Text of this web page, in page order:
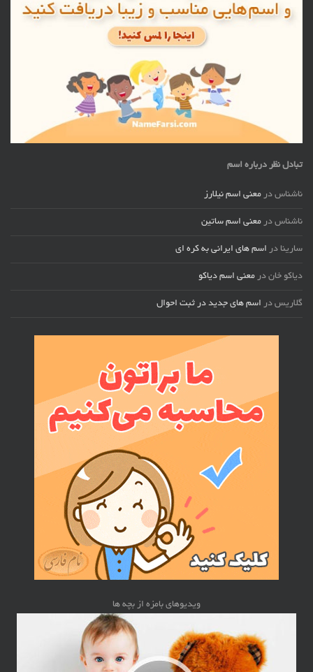
تبادل نظر درباره اسم
ناشناس در معنی اسم نیلارز
ناشناس در معنی اسم ساتین
سارینا در اسم های ایرانی به کره ای
دیاکو خان در معنی اسم دیاکو
گلاریس در اسم های جدید در ثبت احوال
ویدیوهای بامزه از بچه ها